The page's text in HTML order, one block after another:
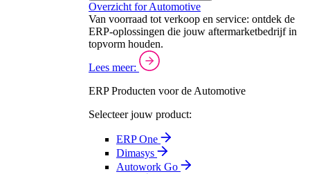
Overzicht for Automotive
Van voorraad tot verkoop en service: ontdek de
ERP-oplossingen die jouw aftermarketbedrijf in
topvorm houden.
Lees meer:
ERP Producten voor de Automotive
Selecteer jouw product:
ERP One
Dimasys
Autowork Go